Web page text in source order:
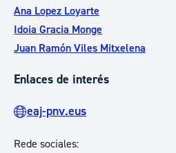
Ana Lopez Loyarte
Idoia Gracia Monge
Juan Ramón Viles Mitxelena
Enlaces de interés
eaj-pnv.eus
Rede sociales: